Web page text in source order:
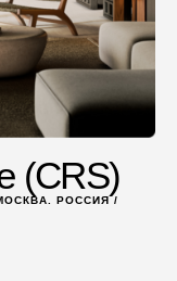
(CRS)
РОССИЯ /